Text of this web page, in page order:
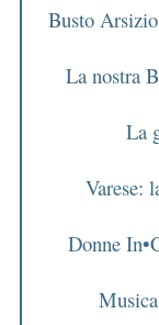
Busto
La nostra
La
Varese:
Donne